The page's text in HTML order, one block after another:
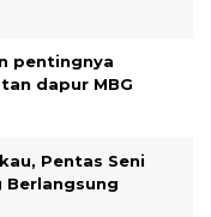
pentingnya
dapur MBG
Pentas Seni
Berlangsung